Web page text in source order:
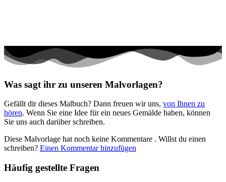
Valentinstag und Liebe
Nezaradené
Unkategorisiert
Was sagt ihr zu unseren Malvorlagen?
Gefällt dir dieses Malbuch? Dann freuen wir uns, von Ihnen zu
hören. Wenn Sie eine Idee für ein neues Gemälde haben, können
Sie uns auch darüber schreiben.
Diese Malvorlage hat noch keine Kommentare . Willst du einen
schreiben? Einen Kommentar hinzufügen
Häufig gestellte Fragen